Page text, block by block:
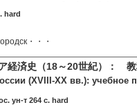
hard
・・・
経済史（18～20世紀）：
(XVIII-XX вв.): учебное
ун-т 264 c. hard